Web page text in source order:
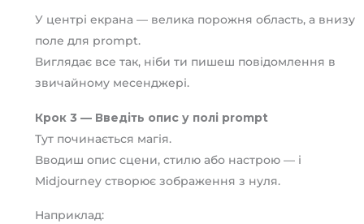
У центрі екрана — велика порожня область, а внизу
поле для prompt.
Виглядає все так, ніби ти пишеш повідомлення в
звичайному месенджері.
Крок 3 — Введіть опис у полі prompt
Тут починається магія.
Вводиш опис сцени, стилю або настрою — і
Midjourney створює зображення з нуля.
Наприклад: